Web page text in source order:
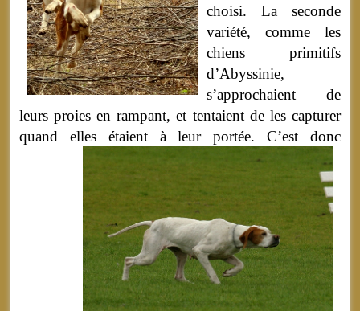
choisi. La seconde
variété, comme les
chiens primitifs
d’Abyssinie,
s’approchaient de
leurs proies en rampant, et tentaient de les capturer
quand elles étaient à leur portée. C’est donc